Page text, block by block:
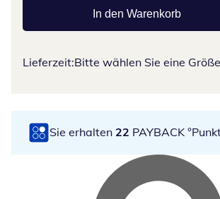
In den Warenkorb
Lieferzeit:Bitte wählen Sie eine Größe
Sie erhalten 22 PAYBACK